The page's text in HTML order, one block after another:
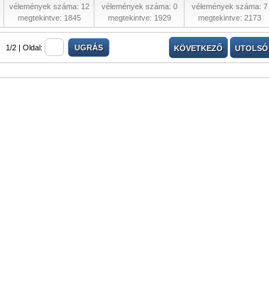
vélemények száma: 12
megtekintve: 1845
vélemények száma: 0
megtekintve: 1929
vélemények száma: 7
megtekintve: 2173
1/2 | Oldal: KÖVETKEZŐ UTOLSÓ